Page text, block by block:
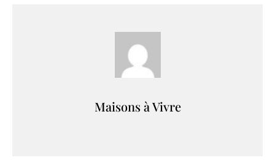
Maisons à Vivre